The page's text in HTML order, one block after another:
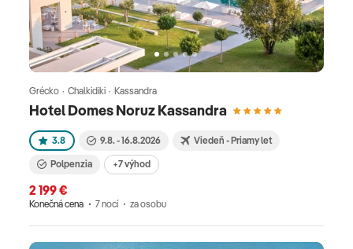
Hotel Domes Noruz Kassandra
Grécko · Chalkidiki · Kassandra
3.8 9.8. - 16.8.2026 Viedeň - Priamy let
Polpenzia +7 výhod
2 199 €
Konečná cena 7 nocí za osobu